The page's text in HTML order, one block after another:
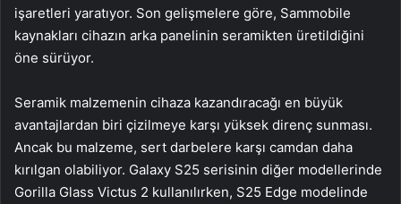
işaretleri yaratıyor. Son gelişmelere göre, Sammobile
kaynakları cihazın arka panelinin seramikten üretildiğini
öne sürüyor.
Seramik malzemenin cihaza kazandıracağı en büyük
avantajlardan biri çizilmeye karşı yüksek direnç sunması.
Ancak bu malzeme, sert darbelere karşı camdan daha
kırılgan olabiliyor. Galaxy S25 serisinin diğer modellerinde
Gorilla Glass Victus 2 kullanılırken, S25 Edge modelinde